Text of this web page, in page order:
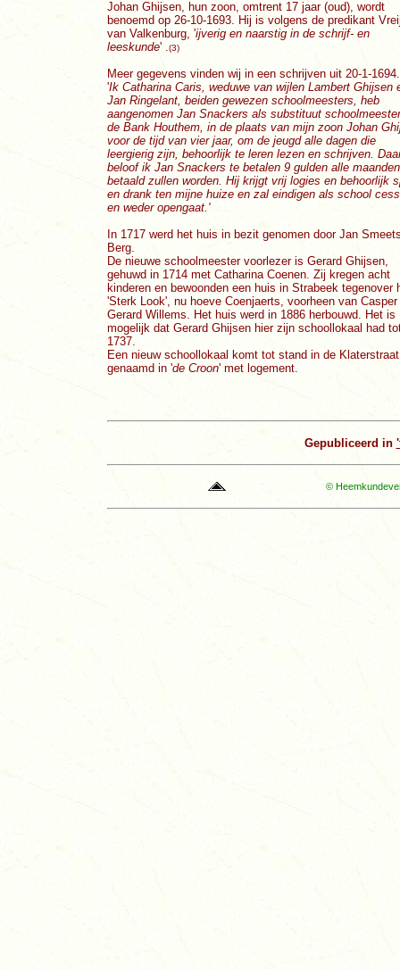
Johan Ghijsen, hun zoon, omtrent 17 jaar (oud), wordt
benoemd op 26-10-1693. Hij is volgens de predikant
van Valkenburg, 'ijverig en naarstig in de schrijf- en
leeskunde' .(3)
Meer gegevens vinden wij in een schrijven uit 20-1-1694.
'Ik Catharina Caris, weduwe van wijlen Lambert Ghijsen
Jan Ringelant, beiden gewezen schoolmeesters, heb
aangenomen Jan Snackers als substituut
de Bank Houthem, in de plaats van mijn zoon Johan
voor de tijd van vier jaar, om de jeugd alle dagen die
leergierig zijn, behoorlijk te leren lezen en schrijven.
beloof ik Jan Snackers te betalen 9 gulden alle
betaald zullen worden. Hij krijgt vrij logies en behoorlijk
en drank ten mijne huize en zal eindigen als school
en weder opengaat.'
In 1717 werd het huis in bezit genomen door Jan
Berg.
De nieuwe schoolmeester voorlezer is Gerard Ghijsen,
gehuwd in 1714 met Catharina Coenen. Zij kregen acht
kinderen en bewoonden een huis in Strabeek tegenover
'Sterk Look', nu hoeve Coenjaerts, voorheen van Casper
Gerard Willems. Het huis werd in 1886 herbouwd. Het is
mogelijk dat Gerard Ghijsen hier zijn schoollokaal had
1737.
Een nieuw schoollokaal komt tot stand in de
genaamd in 'de Croon' met logement.
Gepubliceerd in
©